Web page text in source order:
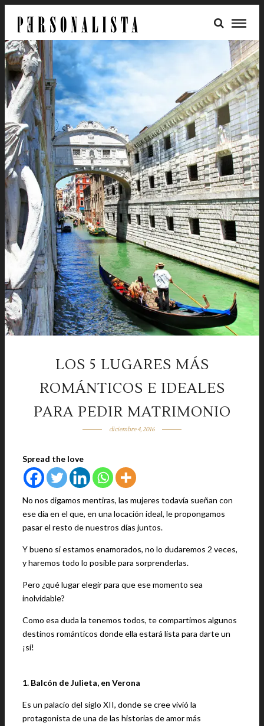
LOS 5 LUGARES MÁS
ROMÁNTICOS E IDEALES
PARA PEDIR MATRIMONIO
diciembre 4, 2016
Spread the love
No nos digamos mentiras, las mujeres todavía sueñan con
ese día en el que, en una locación ideal, le propongamos
pasar el resto de nuestros días juntos.
Y bueno si estamos enamorados, no lo dudaremos 2 veces,
y haremos todo lo posible para sorprenderlas.
Pero ¿qué lugar elegir para que ese momento sea
inolvidable?
Como esa duda la tenemos todos, te compartimos algunos
destinos románticos donde ella estará lista para darte un
¡sí!
1. Balcón de Julieta, en Verona
Es un palacio del siglo XII, donde se cree vivió la
protagonista de una de las historias de amor más